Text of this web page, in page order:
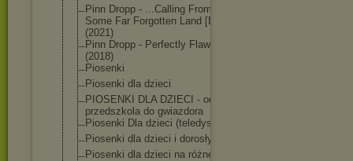
Pinn Dropp - ...Calling From
Some Far Forgotten Land [EP]
(2021)
Pinn Dropp - Perfectly Flawed
(2018)
Piosenki
Piosenki dla dzieci
PIOSENKI DLA DZIECI - od
przedszkola do gwiazdora
Piosenki Dla dzieci (teledyski)
Piosenki dla dzieci i dorosłych
Piosenki dla dzieci na różne